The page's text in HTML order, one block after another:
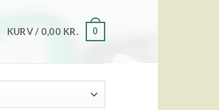
KURV / 0,00 KR. 0